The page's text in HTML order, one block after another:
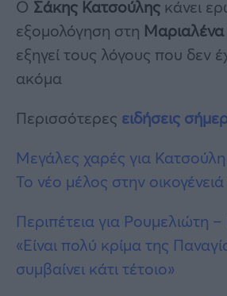
Ο Σάκης Κατσούλης κάνει
εξομολόγηση στη
εξηγεί τους λόγους που δεν
ακόμα
Περισσότερες ειδήσεις
Μεγάλες χαρές για
Το νέο μέλος στην
Περιπέτεια για Ρουμελιώτη
«Είναι πολύ κρίμα της
συμβαίνει κάτι τέτοιο»